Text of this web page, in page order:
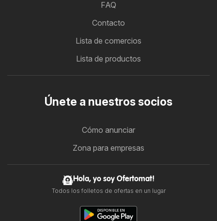
FAQ
Contacto
Lista de comercios
Lista de productos
Únete a nuestros socios
Cómo anunciar
Zona para empresas
Hola, yo soy Ofertomat!
Todos los folletos de ofertas en un lugar